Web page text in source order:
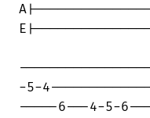
-5-4-------------
-----6---4-5-